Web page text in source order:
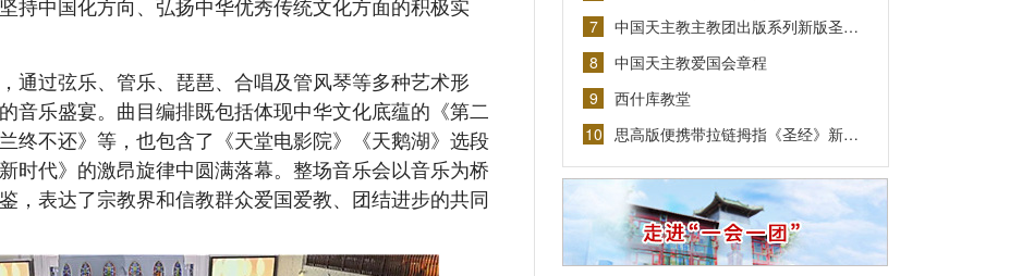
过弦乐、管乐、琵琶、合唱及管风琴等多种艺术形
音乐盛宴。曲目编排既包括体现中华文化底蕴的《第二
终不还》等，也包含了《天堂电影院》《天鹅湖》选段
时代》的激昂旋律中圆满落幕。整场音乐会以音乐为桥
，表达了宗教界和信教群众爱国爱教、团结进步的共同
7
中国天主教主教团出版系列新版圣…
8
中国天主教爱国会章程
9
西什库教堂
10 思高版便携带拉链拇指《圣经》新…